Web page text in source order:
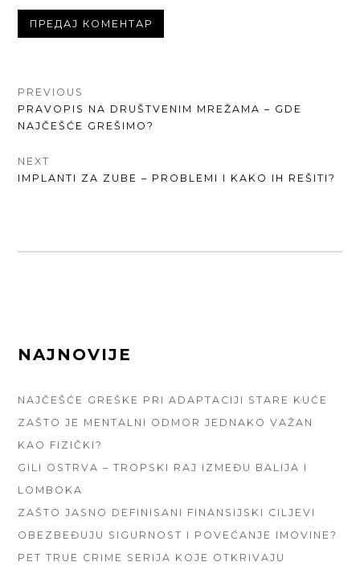
КРЕТАЊЕ
ЧЛАНКА
PREVIOUS
PREVIOUS
POST:
PRAVOPIS NA DRUŠTVENIM MREŽAMA – GDE
NAJČEŠĆE GREŠIMO?
NEXT
NEXT
IMPLANTI ZA ZUBE – PROBLEMI I KAKO IH REŠITI?
FOOTER
NAJNOVIJE
NAJČEŠĆE GREŠKE PRI ADAPTACIJI STARE KUĆE
ZAŠTO JE MENTALNI ODMOR JEDNAKO VAŽAN
KAO FIZIČKI?
GILI OSTRVA – TROPSKI RAJ IZMEĐU BALIJA I
LOMBOKA
ZAŠTO JASNO DEFINISANI FINANSIJSKI CILJEVI
OBEZBEĐUJU SIGURNOST I POVEĆANJE IMOVINE?
PET TRUE CRIME SERIJA KOJE OTKRIVAJU